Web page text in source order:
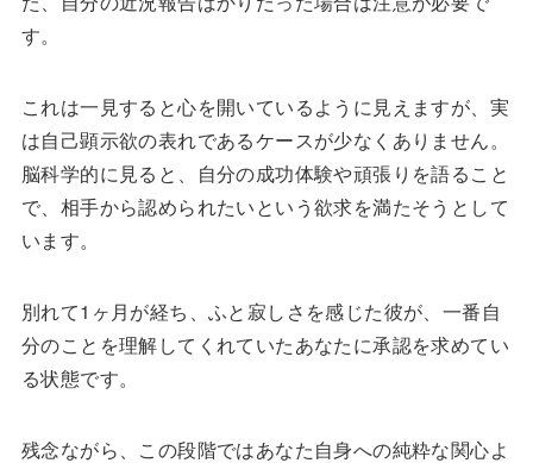
す。
これは一見すると心を開いているように見えますが、実
は自己顕示欲の表れであるケースが少なくありません。
脳科学的に見ると、自分の成功体験や頑張りを語ること
で、相手から認められたいという欲求を満たそうとして
います。
別れて1ヶ月が経ち、ふと寂しさを感じた彼が、一番自
分のことを理解してくれていたあなたに承認を求めてい
る状態です。
残念ながら、この段階ではあなた自身への純粋な関心よ